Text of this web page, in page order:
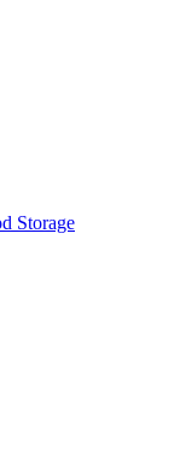
Storage